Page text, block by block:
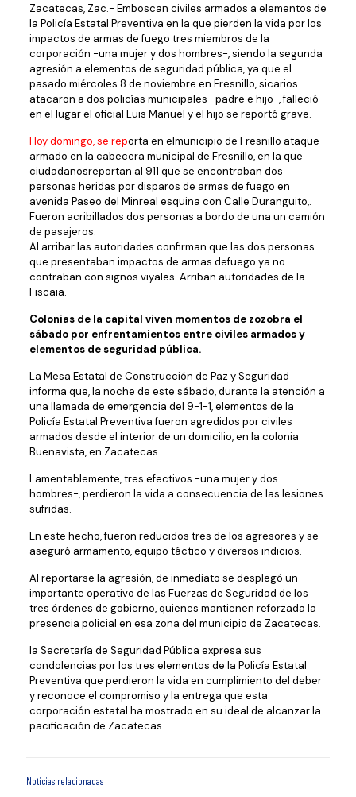
Zacatecas, Zac.- Emboscan civiles armados a elementos de
la Policía Estatal Preventiva en la que pierden la vida por los
impactos de armas de fuego tres miembros de la
corporación -una mujer y dos hombres-, siendo la segunda
agresión a elementos de seguridad pública, ya que el
pasado miércoles 8 de noviembre en Fresnillo, sicarios
atacaron a dos policías municipales -padre e hijo-, falleció
en el lugar el oficial Luis Manuel y el hijo se reportó grave.
Hoy domingo, se reporta en elmunicipio de Fresnillo ataque
armado en la cabecera municipal de Fresnillo, en la que
ciudadanosreportan al 911 que se encontraban dos
personas heridas por disparos de armas de fuego en
avenida Paseo del Minreal esquina con Calle Duranguito,.
Fueron acribillados dos personas a bordo de una un camión
de pasajeros.
Al arribar las autoridades confirman que las dos personas
que presentaban impactos de armas defuego ya no
contraban con signos viyales. Arriban autoridades de la
Fiscaia.
Colonias de la capital viven momentos de zozobra el
sábado por enfrentamientos entre civiles armados y
elementos de seguridad pública.
La Mesa Estatal de Construcción de Paz y Seguridad
informa que, la noche de este sábado, durante la atención a
una llamada de emergencia del 9-1-1, elementos de la
Policía Estatal Preventiva fueron agredidos por civiles
armados desde el interior de un domicilio, en la colonia
Buenavista, en Zacatecas.
Lamentablemente, tres efectivos -una mujer y dos
hombres-, perdieron la vida a consecuencia de las lesiones
sufridas.
En este hecho, fueron reducidos tres de los agresores y se
aseguró armamento, equipo táctico y diversos indicios.
Al reportarse la agresión, de inmediato se desplegó un
importante operativo de las Fuerzas de Seguridad de los
tres órdenes de gobierno, quienes mantienen reforzada la
presencia policial en esa zona del municipio de Zacatecas.
la Secretaría de Seguridad Pública expresa sus
condolencias por los tres elementos de la Policía Estatal
Preventiva que perdieron la vida en cumplimiento del deber
y reconoce el compromiso y la entrega que esta
corporación estatal ha mostrado en su ideal de alcanzar la
pacificación de Zacatecas.
Noticias relacionadas